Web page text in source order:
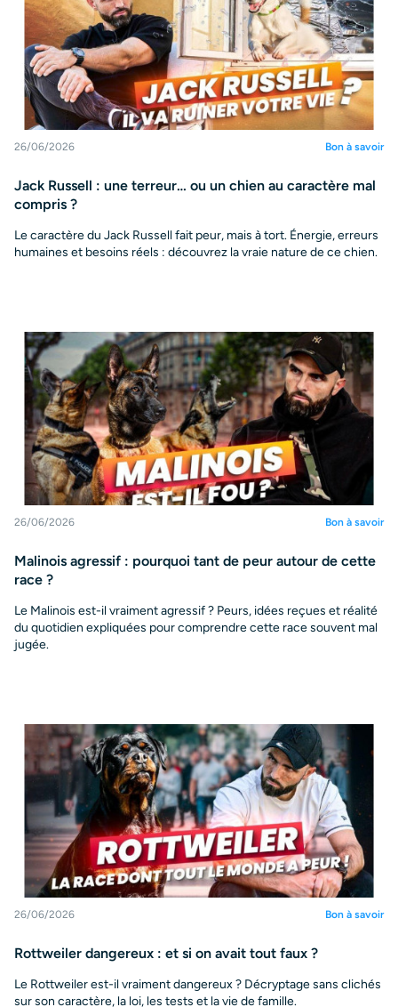
26/06/2026 Bon à savoir
Jack Russell : une terreur… ou un chien au caractère mal
compris ?
Le caractère du Jack Russell fait peur, mais à tort. Énergie, erreurs
humaines et besoins réels : découvrez la vraie nature de ce chien.
26/06/2026 Bon à savoir
Malinois agressif : pourquoi tant de peur autour de cette
race ?
Le Malinois est-il vraiment agressif ? Peurs, idées reçues et réalité
du quotidien expliquées pour comprendre cette race souvent mal
jugée.
26/06/2026 Bon à savoir
Rottweiler dangereux : et si on avait tout faux ?
Le Rottweiler est-il vraiment dangereux ? Décryptage sans clichés
sur son caractère, la loi, les tests et la vie de famille.